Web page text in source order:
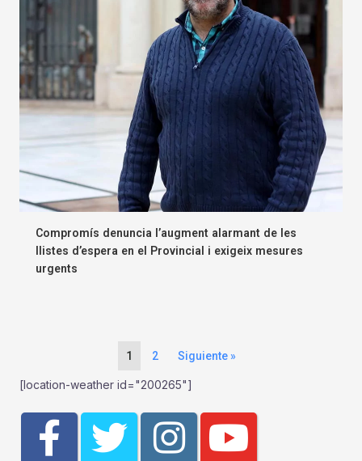
Compromís denuncia l’augment alarmant de les
llistes d’espera en el Provincial i exigeix mesures
urgents
1 2 Siguiente »
[location-weather id="200265"]